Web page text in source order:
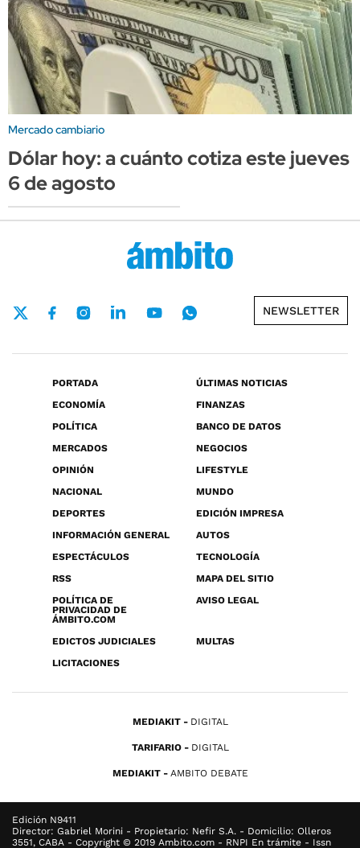
Mercado cambiario
Dólar hoy: a cuánto cotiza este jueves
6 de agosto
NEWSLETTER
PORTADA
ÚLTIMAS NOTICIAS
ECONOMÍA
FINANZAS
POLÍTICA
BANCO DE DATOS
MERCADOS
NEGOCIOS
OPINIÓN
LIFESTYLE
NACIONAL
MUNDO
DEPORTES
EDICIÓN IMPRESA
INFORMACIÓN GENERAL
AUTOS
ESPECTÁCULOS
TECNOLOGÍA
RSS
MAPA DEL SITIO
POLÍTICA DE
PRIVACIDAD DE
ÁMBITO.COM
AVISO LEGAL
EDICTOS JUDICIALES
MULTAS
LICITACIONES
MEDIAKIT DIGITAL
TARIFARIO DIGITAL
MEDIAKIT AMBITO DEBATE
Edición N9411
Director: Gabriel Morini - Propietario: Nefir S.A. - Domicilio: Olleros
3551, CABA - Copyright © 2019 Ambito.com - RNPI En trámite - Issn